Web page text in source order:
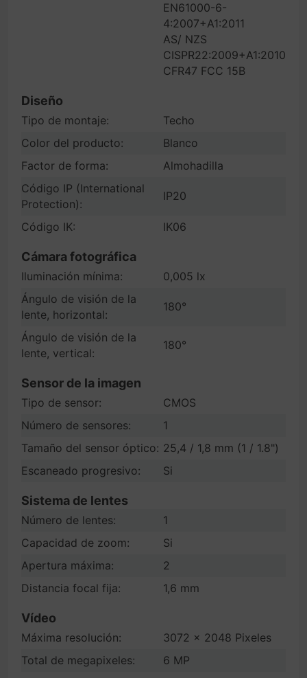
EN61000-6-
4:2007+A1:2011
AS/ NZS
CISPR22:2009+A1:2010
CFR47 FCC 15B
Diseño
Tipo de montaje:
Techo
Color del producto:
Blanco
Factor de forma:
Almohadilla
Código IP (International
Protection):
IP20
Código IK: IK06
Cámara fotográfica
Iluminación mínima:
0,005 lx
Ángulo de visión de la
lente, horizontal:
180°
Ángulo de visión de la
lente, vertical:
180°
Sensor de la imagen
Tipo de sensor:
CMOS
Número de sensores:
1
Tamaño del sensor óptico: 25,4 / 1,8 mm (1 / 1.8")
Escaneado progresivo:
Si
Sistema de lentes
Número de lentes:
1
Capacidad de zoom:
Si
Apertura máxima:
2
Distancia focal fija:
1,6 mm
Vídeo
Máxima resolución:
3072 x 2048 Pixeles
Total de megapixeles:
6 MP